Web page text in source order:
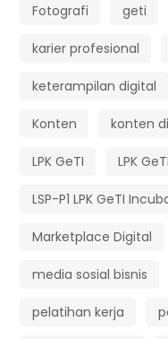
Fotografi geti
karier profesional
keterampilan digital
Konten konten
LPK GeTI LPK
LSP-P1 LPK GeTI
Marketplace Digital
media sosial bisnis
pelatihan kerja